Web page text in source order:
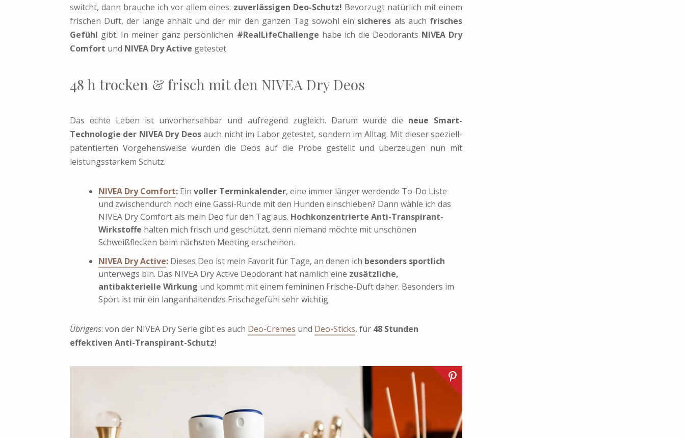
switcht, dann brauche ich vor allem eines: zuverlässigen Deo-Schutz! Bevorzugt natürlich mit einem
frischen Duft, der lange anhält und der mir den ganzen Tag sowohl ein sicheres als auch frisches
Gefühl gibt. In meiner ganz persönlichen #RealLifeChallenge habe ich die Deodorants NIVEA Dry
Comfort und NIVEA Dry Active getestet.
48 h trocken & frisch mit den NIVEA Dry Deos
Das echte Leben ist unvorhersehbar und aufregend zugleich. Darum wurde die neue Smart-
Technologie der NIVEA Dry Deosauch nicht im Labor getestet, sondern im Alltag. Mit dieser speziell-
patentierten Vorgehensweise wurden die Deos auf die Probe gestellt und überzeugen nun mit
leistungsstarkem Schutz.
NIVEA Dry Comfort: Ein voller Terminkalender, eine immer länger werdende To-Do Liste
und zwischendurch noch eine Gassi-Runde mit den Hunden einschieben? Dann wähle ich das
NIVEA Dry Comfort als mein Deo für den Tag aus. Hochkonzentrierte Anti-Transpirant-
Wirkstoffe halten mich frisch und geschützt, denn niemand möchte mit unschönen
Schweißflecken beim nächsten Meeting erscheinen.
NIVEA Dry Active: Dieses Deo ist mein Favorit für Tage, an denen ich besonders sportlich
unterwegs bin. Das NIVEA Dry Active Deodorant hat nämlich eine zusätzliche,
antibakterielle Wirkung und kommt mit einem femininen Frische-Duft daher. Besonders im
Sport ist mir ein langanhaltendes Frischegefühl sehr wichtig.
Übrigens: von der NIVEA Dry Serie gibt es auch Deo-Cremes und Deo-Sticks, für 48 Stunden
effektiven Anti-Transpirant-Schutz!